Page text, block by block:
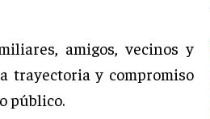
amigos, vecinos y
trayectoria y compromiso
público.